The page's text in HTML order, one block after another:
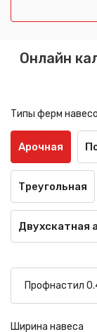
Онлайн
Типы ферм
Арочная
Треугольная
Двухскатная
Ширина навеса